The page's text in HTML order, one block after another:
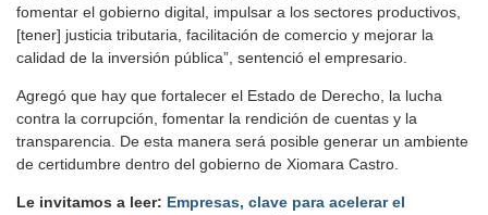
fomentar el gobierno digital, impulsar a los sectores productivos,
[tener] justicia tributaria, facilitación de comercio y mejorar la
calidad de la inversión pública”, sentenció el empresario.
Agregó que hay que fortalecer el Estado de Derecho, la lucha
contra la corrupción, fomentar la rendición de cuentas y la
transparencia. De esta manera será posible generar un ambiente
de certidumbre dentro del gobierno de Xiomara Castro.
Le invitamos a leer: Empresas, clave para acelerar el